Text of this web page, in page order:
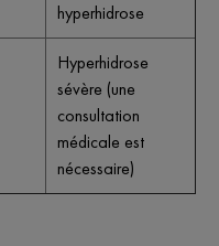
hyperhidrose
Hyperhidrose
sévère (une
consultation
médicale est
nécessaire)